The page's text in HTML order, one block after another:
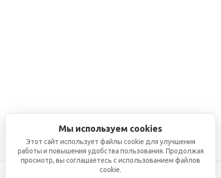
Мы используем cookies
Этот сайт использует файлы cookie для улучшения
работы и повышения удобства пользования. Продолжая
просмотр, вы соглашаетесь с использованием файлов
cookie.